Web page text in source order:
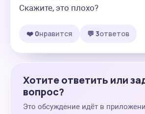
Скажите, это плохо?
❤️ 0нравится 💬 3ответов
Хотите ответить или
вопрос?
Это обсуждение идёт в